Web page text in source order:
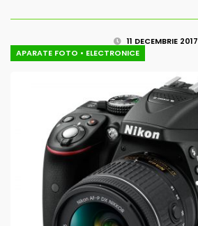
11 DECEMBRIE 2017
APARATE FOTO • ELECTRONICE